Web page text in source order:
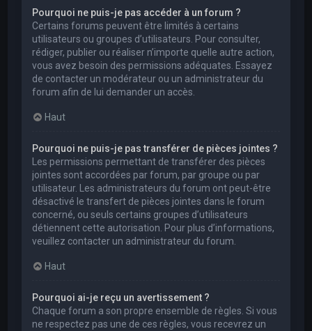
Pourquoi ne puis-je pas accéder à un forum ?
Certains forums peuvent être limités à certains
utilisateurs ou groupes d’utilisateurs. Pour consulter,
rédiger, publier ou réaliser n’importe quelle autre action,
vous avez besoin des permissions adéquates. Essayez
de contacter un modérateur ou un administrateur du
forum afin de lui demander un accès.
Haut
Pourquoi ne puis-je pas transférer de pièces jointes ?
Les permissions permettant de transférer des pièces
jointes sont accordées par forum, par groupe ou par
utilisateur. Les administrateurs du forum ont peut-être
désactivé le transfert de pièces jointes dans le forum
concerné, ou seuls certains groupes d’utilisateurs
détiennent cette autorisation. Pour plus d’informations,
veuillez contacter un administrateur du forum.
Haut
Pourquoi ai-je reçu un avertissement ?
Chaque forum a son propre ensemble de règles. Si vous
ne respectez pas une de ces règles, vous recevrez un